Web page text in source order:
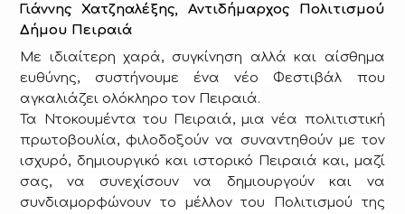
Γιάννης Χατζηαλέξης, Αντιδήμαρχος Πολιτισμού
Δήμου Πειραιά
Με ιδιαίτερη χαρά, συγκίνηση αλλά και αίσθημα
ευθύνης, συστήνουμε ένα νέο Φεστιβάλ που
αγκαλιάζει ολόκληρο τον Πειραιά.
Τα Ντοκουμέντα του Πειραιά, μια νέα πολιτιστική
πρωτοβουλία, φιλοδοξούν να συναντηθούν με τον
ισχυρό, δημιουργικό και ιστορικό Πειραιά και, μαζί
σας, να συνεχίσουν να δημιουργούν και να
συνδιαμορφώνουν το μέλλον του Πολιτισμού της